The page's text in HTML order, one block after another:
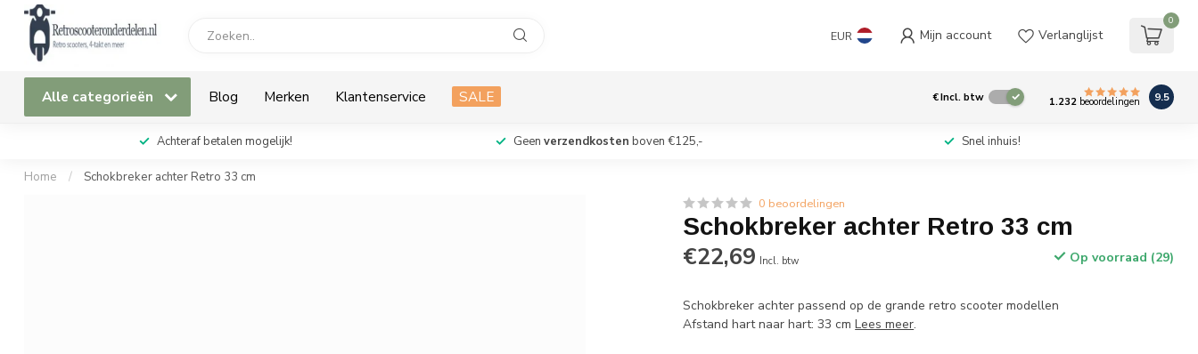
EUR Mijn account Verlanglijst
0
Alle categorieën Blog Merken Klantenservice SALE €Incl. btw 1.232 beoordelingen 9.5
Achteraf betalen mogelijk! Geen verzendkosten boven €125,- Snel inhuis!
Home / Schokbreker achter Retro 33 cm
0 beoordelingen
Schokbreker achter Retro 33 cm
€22,69 Incl. btw Op voorraad (29)
Schokbreker achter passend op de grande retro scooter modellen
Afstand hart naar hart: 33 cmLees meer.